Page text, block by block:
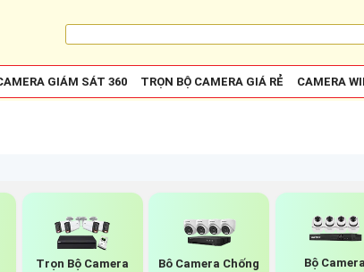
GIÁM SÁT 360 TRỌN BỘ CAMERA GIÁ RẺ CAMERA
Trọn Bộ Camera
Bô Camera Chống
Bộ Camera